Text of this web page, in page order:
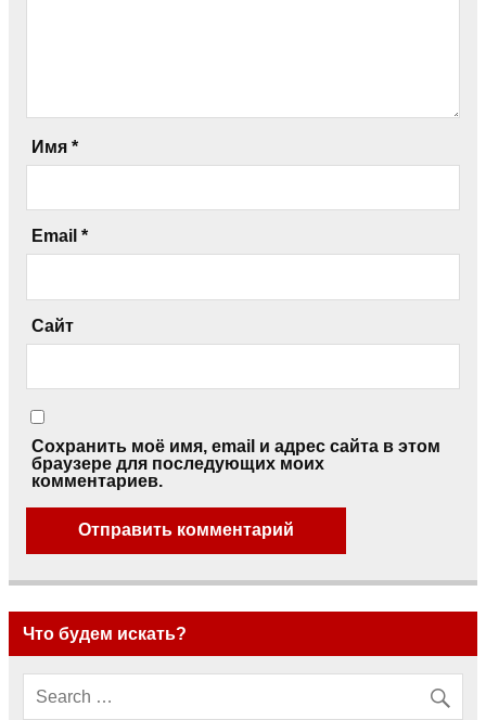
Имя *
Email *
Сайт
Сохранить моё имя, email и адрес сайта в этом
браузере для последующих моих
комментариев.
Что будем искать?